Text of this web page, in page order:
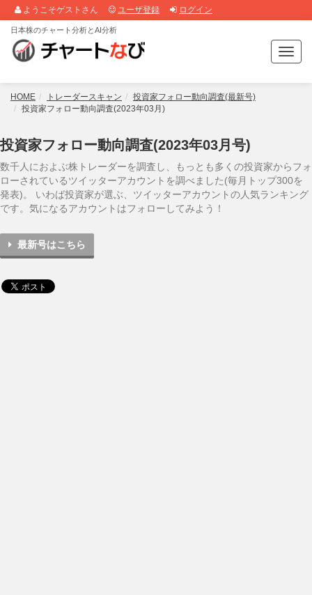
ようこそゲストさん ユーザ登録 ログイン
T
o
g
v
i
g
日本株のチャート分析とAI分析
HOME トレーダースキャン
投資家フォロー動向調査(最新号)
投資家フォロー動向調査(2023年03月)
投資家フォロー動向調査(2023年03月号)
数千人におよぶ株トレーダーを調査し、もっとも多くの投資家からフォ
ローされているツイッターアカウントを調べました(毎月トップ300を
発表)。 いわば投資家が選ぶ、ツイッターアカウントの人気ランキング
です。気になるアカウントはフォローしてみよう！
最新号はこちら